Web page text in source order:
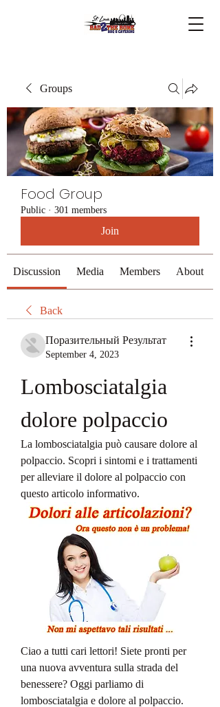
Groups
Food Group
Public · 301 members
Join
Discussion Media Members About
Back
Поразительный Результат
September 4, 2023
Lombosciatalgia
dolore polpaccio
La lombosciatalgia può causare dolore al
polpaccio. Scopri i sintomi e i trattamenti
per alleviare il dolore al polpaccio con
questo articolo informativo.
Ciao a tutti cari lettori! Siete pronti per
una nuova avventura sulla strada del
benessere? Oggi parliamo di
lombosciatalgia e dolore al polpaccio.